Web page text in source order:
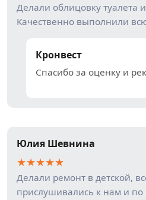
Делали облицовку туалета
Качественно выполнили
Кронвест
Спасибо за оценку и
Юлия Шевнина
★★★★★
Делали ремонт в детской,
прислушивались к нам и по